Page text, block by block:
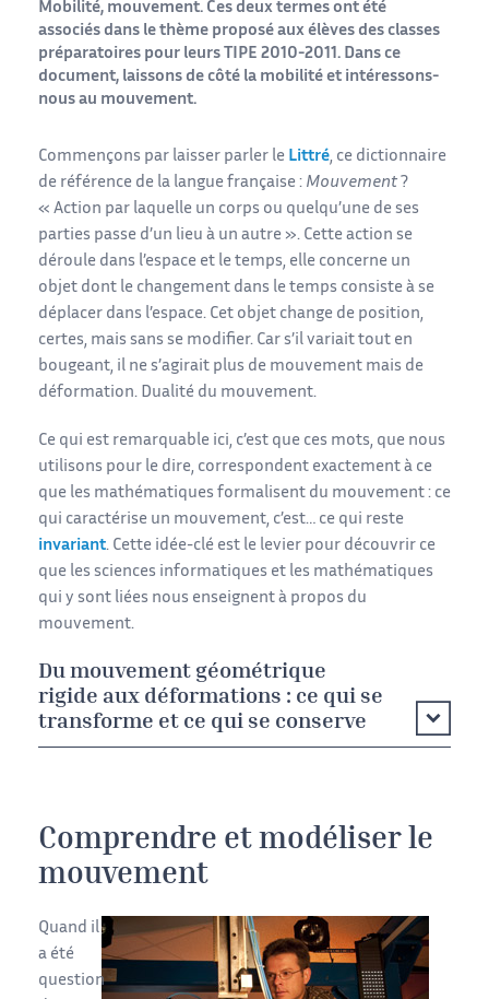
Mobilité, mouvement. Ces deux termes ont été
associés dans le thème proposé aux élèves des classes
préparatoires pour leurs TIPE 2010-2011. Dans ce
document, laissons de côté la mobilité et intéressons-
nous au mouvement.
Commençons par laisser parler le Littré, ce dictionnaire
de référence de la langue française : Mouvement ?
« Action par laquelle un corps ou quelqu’une de ses
parties passe d’un lieu à un autre ». Cette action se
déroule dans l’espace et le temps, elle concerne un
objet dont le changement dans le temps consiste à se
déplacer dans l’espace. Cet objet change de position,
certes, mais sans se modifier. Car s’il variait tout en
bougeant, il ne s’agirait plus de mouvement mais de
déformation. Dualité du mouvement.
Ce qui est remarquable ici, c’est que ces mots, que nous
utilisons pour le dire, correspondent exactement à ce
que les mathématiques formalisent du mouvement : ce
qui caractérise un mouvement, c’est… ce qui reste
invariant. Cette idée-clé est le levier pour découvrir ce
que les sciences informatiques et les mathématiques
qui y sont liées nous enseignent à propos du
mouvement.
Du mouvement géométrique
rigide aux déformations : ce qui se
transforme et ce qui se conserve
Comprendre et modéliser le
mouvement
Quand il
a été
question